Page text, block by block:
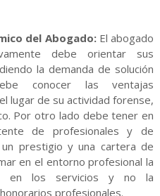
del Abogado:El abogado
debe orientar sus
la demanda de solución
conocer las ventajas
lugar de su actividad forense,
Por otro lado debe tener en
de profesionales y de
prestigio y una cartera de
en el entorno profesional la
en los servicios y no la
profesionales.